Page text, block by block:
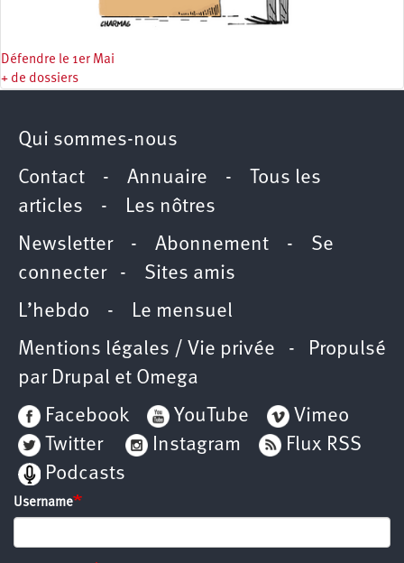
Défendre le 1er Mai
+ de dossiers
Qui sommes-nous
Contact - Annuaire -
Tous les
articles - Les nôtres
Newsletter- Abonnement - Se
connecter- Sites amis
L’hebdo - Le mensuel
Mentions légales / Vie privée - Propulsé
par Drupal et Omega
Facebook
YouTube
Vimeo
Twitter
Instagram
Flux RSS
Podcasts
Username